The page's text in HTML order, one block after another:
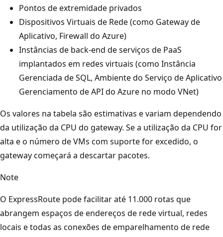
Pontos de extremidade privados
Dispositivos Virtuais de Rede (como Gateway de
Aplicativo, Firewall do Azure)
Instâncias de back-end de serviços de PaaS
implantados em redes virtuais (como Instância
Gerenciada de SQL, Ambiente do Serviço de Aplicativo
Gerenciamento de API do Azure no modo VNet)
Os valores na tabela são estimativas e variam dependendo
da utilização da CPU do gateway. Se a utilização da CPU for
alta e o número de VMs com suporte for excedido, o
gateway começará a descartar pacotes.
Note
O ExpressRoute pode facilitar até 11.000 rotas que
abrangem espaços de endereços de rede virtual, redes
locais e todas as conexões de emparelhamento de rede